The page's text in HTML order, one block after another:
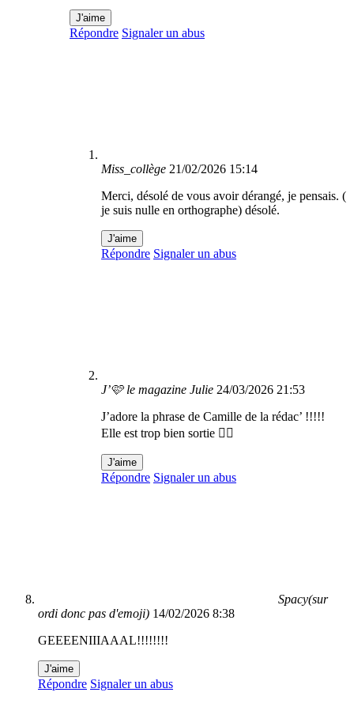
J'aime
Répondre Signaler un abus
Miss_collège 21/02/2026 15:14
Merci, désolé de vous avoir dérangé, je pensais. (
je suis nulle en orthographe) désolé.
J'aime
Répondre Signaler un abus
J’🩷 le magazine Julie 24/03/2026 21:53
J’adore la phrase de Camille de la rédac’ !!!!!
Elle est trop bien sortie 👍🏻
J'aime
Répondre Signaler un abus
Spacy(sur
ordi donc pas d'emoji) 14/02/2026 8:38
GEEEENIIIAAAL!!!!!!!!
J'aime
Répondre Signaler un abus